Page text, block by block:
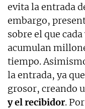
evita la entrada
embargo,
sobre el que
acumulan
tiempo.
la entrada, ya
grosor, creando
y el recibidor.